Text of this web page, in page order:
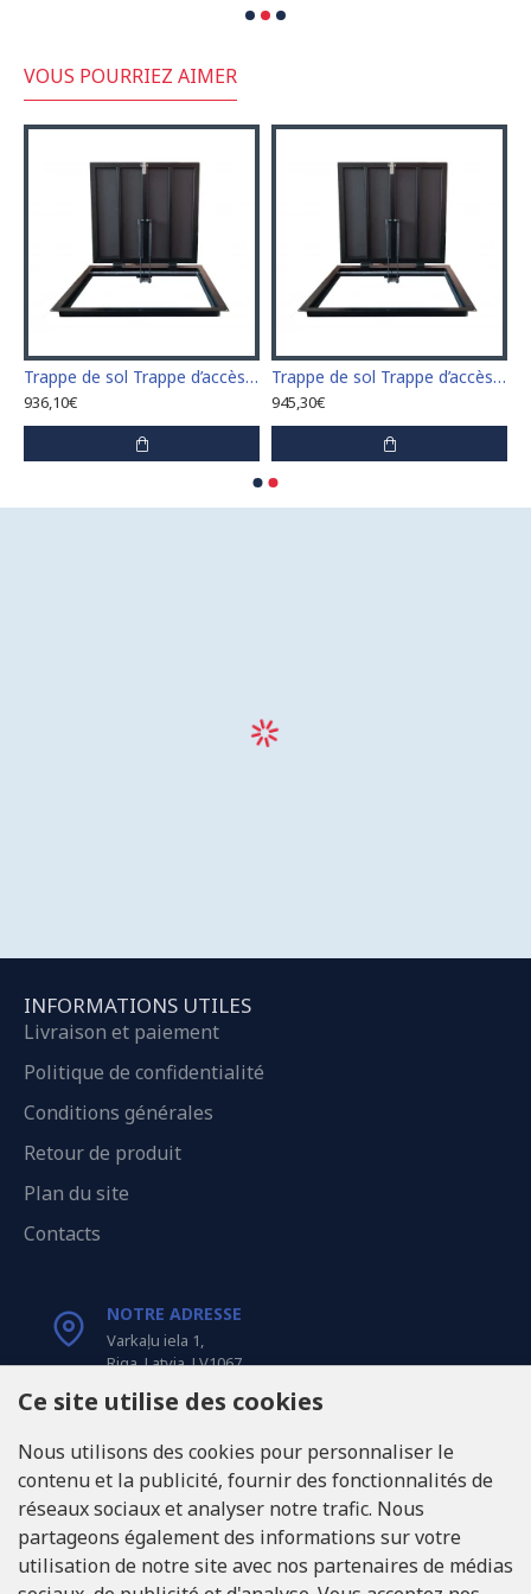
VOUS POURRIEZ AIMER
Trappe de sol Trappe d’accès Trappe de visite 60 cm x 70 cm "H"
936,10€
Trappe de sol Trappe d’accès Trappe de visite 60 cm x 80 cm "H"
945,30€
INFORMATIONS UTILES
Livraison et paiement
Politique de confidentialité
Conditions générales
Retour de produit
Plan du site
Contacts
NOTRE ADRESSE
Varkaļu iela 1,
Riga, Latvia, LV1067
Tel: +371 20371100
INFO@LUKONS.COM
Ce site utilise des cookies
Nous utilisons des cookies pour personnaliser le
contenu et la publicité, fournir des fonctionnalités de
réseaux sociaux et analyser notre trafic. Nous
partageons également des informations sur votre
utilisation de notre site avec nos partenaires de médias